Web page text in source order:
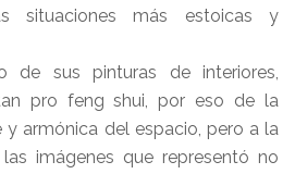
situaciones más estoicas y
de sus pinturas de interiores,
pro feng shui, por eso de la
armónica del espacio, pero a la
imágenes que representó no